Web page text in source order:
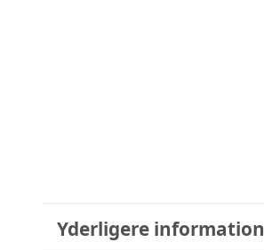
Yderligere information